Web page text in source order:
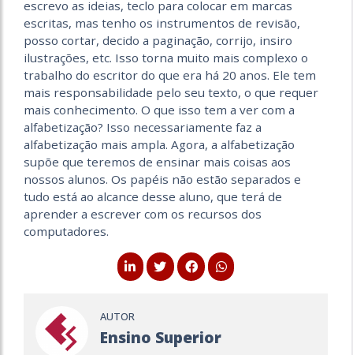
escrevo as ideias, teclo para colocar em marcas
escritas, mas tenho os instrumentos de revisão,
posso cortar, decido a paginação, corrijo, insiro
ilustrações, etc. Isso torna muito mais complexo o
trabalho do escritor do que era há 20 anos. Ele tem
mais responsabilidade pelo seu texto, o que requer
mais conhecimento. O que isso tem a ver com a
alfabetização? Isso necessariamente faz a
alfabetização mais ampla. Agora, a alfabetização
supõe que teremos de ensinar mais coisas aos
nossos alunos. Os papéis não estão separados e
tudo está ao alcance desse aluno, que terá de
aprender a escrever com os recursos dos
computadores.
AUTOR
Ensino Superior